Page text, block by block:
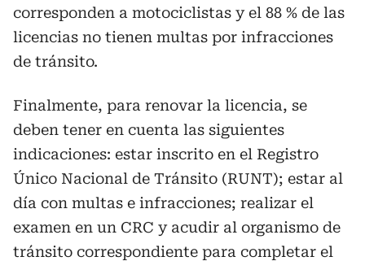
corresponden a motociclistas y el 88 % de las
licencias no tienen multas por infracciones
de tránsito.
Finalmente, para renovar la licencia, se
deben tener en cuenta las siguientes
indicaciones: estar inscrito en el Registro
Único Nacional de Tránsito (RUNT); estar al
día con multas e infracciones; realizar el
examen en un CRC y acudir al organismo de
tránsito correspondiente para completar el